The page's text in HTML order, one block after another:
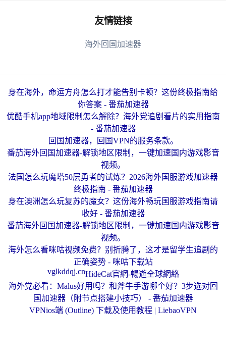
友情链接
海外回国加速器
身在海外，命运方舟怎么打才能告别卡顿？这份终极指南给
你答案 - 番茄加速器
优酷手机app地域限制怎么解除？海外党追剧看片的实用指南
- 番茄加速器
回国加速器，回国VPN的服务条款。
番茄海外回国加速器-解锁地区限制，一键加速国内游戏影音
视频。
法国怎么玩魔塔50层勇者的试炼？2026海外国服游戏加速器
终极指南 - 番茄加速器
身在澳洲怎么玩复苏的魔女？这份海外畅玩国服游戏指南请
收好 - 番茄加速器
番茄海外回国加速器-解锁地区限制，一键加速国内游戏影音
视频。
海外怎么看咪咕视频免费？别折腾了，这才是留学生追剧的
正确姿势 - 咪咕下载站
vglkddqj.cnHideCat官網-暢遊全球網絡
海外党必看：Malus好用吗？和斧牛手游哪个好？3步选对回
国加速器（附节点搭建小技巧） - 番茄加速器
VPNios端 (Outline) 下载及使用教程 | LiebaoVPN